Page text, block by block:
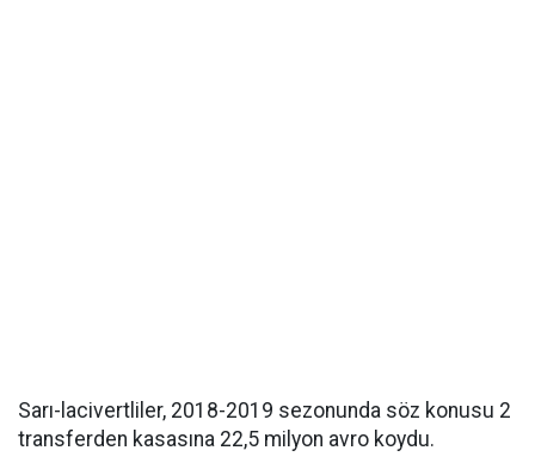
Sarı-lacivertliler, 2018-2019 sezonunda söz konusu 2
transferden kasasına 22,5 milyon avro koydu.